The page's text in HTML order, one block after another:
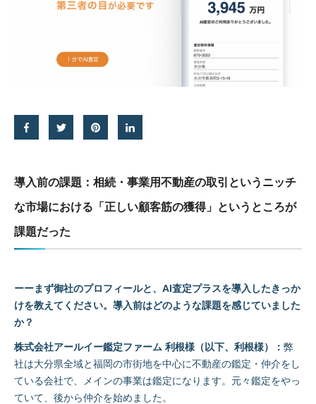
導入前の課題：相続・事業用不動産の取引というニッチ
な市場における「正しい顧客筋の獲得」というところが
課題だった
ーーまず御社のプロフィールと、AI査定プラスを導入したきっか
けを教えてください。導入前はどのような課題を感じていました
か？
株式会社アールイー鑑定ファーム 利根様（以下、利根様）： 弊
社は大分県全域と福岡の市街地を中心に不動産の鑑定・仲介をし
ている会社で、メインの事業は鑑定になります。元々鑑定をやっ
ていて、後から仲介を始めました。